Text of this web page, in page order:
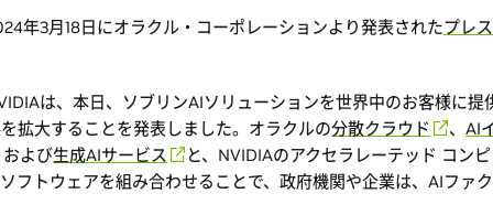
年3月18日にオラクル・コーポレーションより発表されたプレ
は、本日、ソブリンAIソリューションを世界中のお客様に提
拡大することを発表しました。オラクルの分散クラウド 、 AI
よび生成AIサービス
と、NVIDIAのアクセラレーテッド コン
フトウェアを組み合わせることで、政府機関や企業は、AIファ